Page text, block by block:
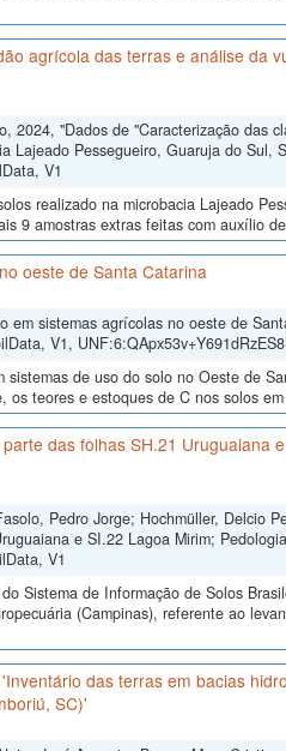
agrícola das terras e análise da
2024, "Dados de "Caracterização das
Lajeado Pessegueiro, Guaruja do Sul,
V1
realizado na microbacia Lajeado
9 amostras extras feitas com auxílio
oeste de Santa Catarina
em sistemas agrícolas no oeste de
V1,
de uso do solo no Oeste de
teores e estoques de C nos solos
das folhas SH.21 Uruguaiana
Pedro Jorge; Hochmüller, Delcio
e SI.22 Lagoa Mirim;
V1
Sistema de Informação de Solos
(Campinas), referente ao
das terras em bacias
SC)'